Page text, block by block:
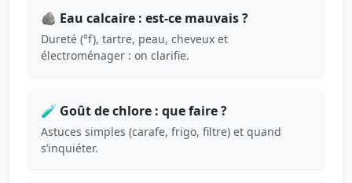
🪨 Eau calcaire : est-ce mauvais ?
Dureté (°f), tartre, peau, cheveux et
électroménager : on clarifie.
🧪 Goût de chlore : que faire ?
Astuces simples (carafe, frigo, filtre) et quand
s’inquiéter.